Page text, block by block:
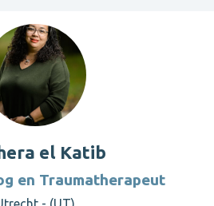
el Katib
en Traumatherapeut